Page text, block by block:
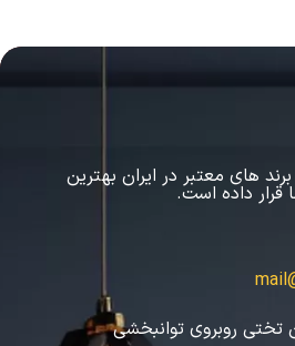
برند های معتبر در ایران بهترین
قرار داده است.
روبروی توانبخشی